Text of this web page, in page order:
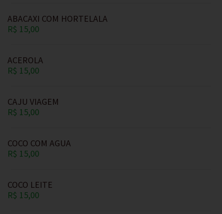
ABACAXI COM HORTELALA
R$ 15,00
ACEROLA
R$ 15,00
CAJU VIAGEM
R$ 15,00
COCO COM AGUA
R$ 15,00
COCO LEITE
R$ 15,00